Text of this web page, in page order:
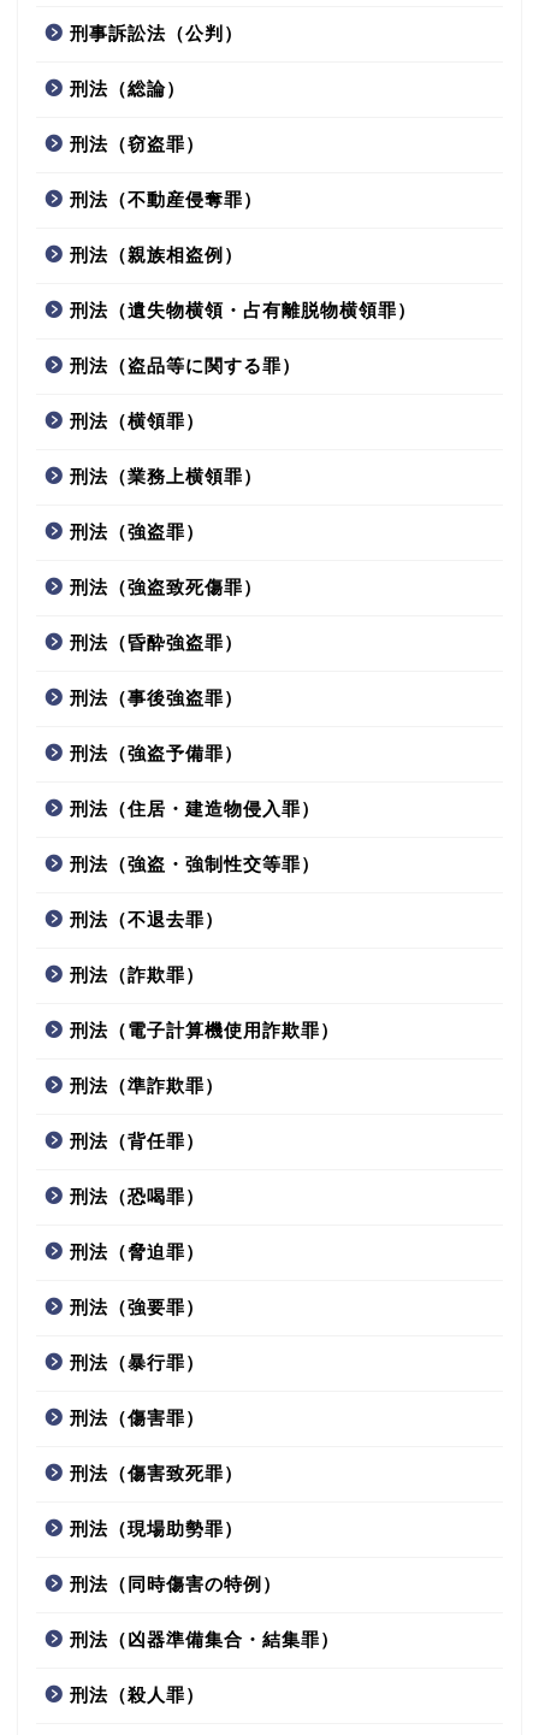
刑事訴訟法（公判）
刑法（総論）
刑法（窃盗罪）
刑法（不動産侵奪罪）
刑法（親族相盗例）
刑法（遺失物横領・占有離脱物横領罪）
刑法（盗品等に関する罪）
刑法（横領罪）
刑法（業務上横領罪）
刑法（強盗罪）
刑法（強盗致死傷罪）
刑法（昏酔強盗罪）
刑法（事後強盗罪）
刑法（強盗予備罪）
刑法（住居・建造物侵入罪）
刑法（強盗・強制性交等罪）
刑法（不退去罪）
刑法（詐欺罪）
刑法（電子計算機使用詐欺罪）
刑法（準詐欺罪）
刑法（背任罪）
刑法（恐喝罪）
刑法（脅迫罪）
刑法（強要罪）
刑法（暴行罪）
刑法（傷害罪）
刑法（傷害致死罪）
刑法（現場助勢罪）
刑法（同時傷害の特例）
刑法（凶器準備集合・結集罪）
刑法（殺人罪）